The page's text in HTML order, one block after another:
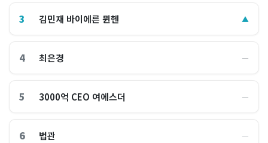
3 김민재 바이에른 뮌헨 ▲
4 최은경 ―
5 3000억 CEO 여에스더 ―
6 법관 ―